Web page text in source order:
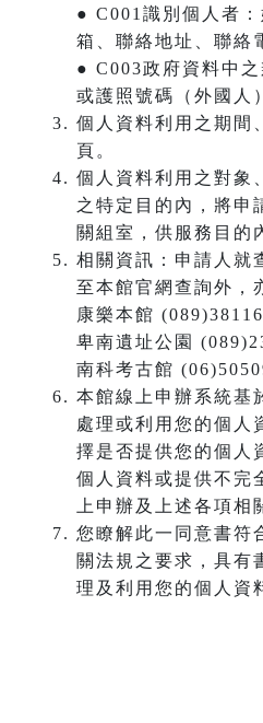
● C001識別個人者
箱、聯絡地址、聯絡
● C003政府資料中
或護照號碼（外國人
個人資料利用之期間
頁。
個人資料利用之對象
之特定目的內，將申
關組室，供服務目的
相關資訊：申請人就
至本館官網查詢外，
康樂本館
卑南遺址公園
南科考古館
本館線上申辦系統基
處理或利用您的個人
擇是否提供您的個人
個人資料或提供不完
上申辦及上述各項相
您瞭解此一同意書符
關法規之要求，具有
理及利用您的個人資